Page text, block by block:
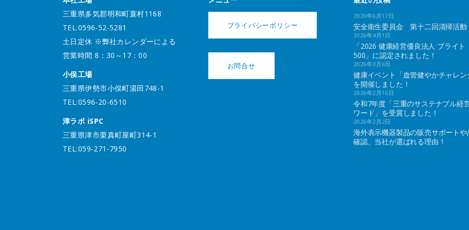
三重県多気郡明和町蓑村1168
TEL:0596-52-5281
土日定休 ※弊社カレンダーによる
営業時間 8：30～17：00
小俣工場
三重県伊勢市小俣町湯田748-1
TEL:0596-20-6510
津ラボ iSPC
三重県津市栗真町屋町314-1
TEL:059-271-7950
プライバシーポリシー
お問合せ
2026年6月17日
安全衛生委員会 第十二回清掃活動
2026年4月1日
「2026 健康経営優良法人 ブライト
500」に認定されました！
2026年3月6日
健康イベント「血管健やかチャレン
を開催しました！
2026年2月16日
令和7年度「三重のサステナブル経
ワード」を受賞しました！
2026年2月2日
海外表示機器製品の販売サポートや
確認、当社が選ばれる理由！